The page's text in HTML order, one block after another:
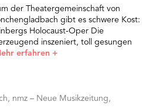
der Theatergemeinschaft von
gibt es schwere Kost:
Holocaust-Oper Die
inszeniert, toll gesungen
erfahren +
nmz – Neue Musikzeitung,